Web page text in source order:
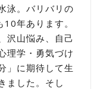
泳。バリバリの
年あります。
沢山悩み、自己
理学・勇気づけ
」に期待して生
ました。そし